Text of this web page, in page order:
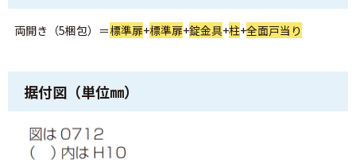
両開き（5梱包）＝標準扉+標準扉+錠金具+柱+全面戸当り
据付図（単位㎜）